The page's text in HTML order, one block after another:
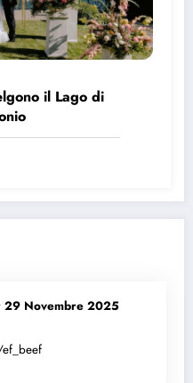
il Lago di
29 Novembre 2025